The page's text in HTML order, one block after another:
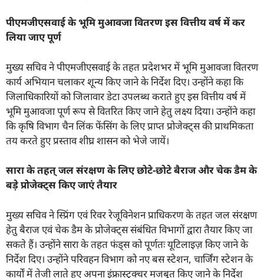
पीएमजीएसवाई के भूमि मुआवजा वितरण इस वित्तीय वर्ष में कर
लिया जाए पूर्ण
मुख्य सचिव ने पीएमजीएसवाई के तहत प्रदेशभर में भूमि मुआवजा वितरण
कार्य अभियान चलाकर शून्य किए जाने के निर्देश दिए। उन्होंने कहा कि
जिलाधिकारियों को जिलावार डेटा उपलब्ध कराते हुए इस वित्तीय वर्ष में
भूमि मुआवजा पूर्ण रूप से वितरित किए जाने हेतु लक्ष्य दिया। उन्होंने कहा
कि कृषि विभाग चैन लिंक फेंसिंग के लिए प्राप्त प्रोजेक्ट्स की प्राथमिकता
तय करते हुए प्रस्ताव शीघ्र शासन को भेजे जायें।
सारा के तहत् जल संरक्षण के लिए छोटे-छोटे बैराज और चेक डैम के
बड़े प्रोजेक्ट्स किए जाएं तैयार
मुख्य सचिव ने स्प्रिंग एवं रिवर रेजूविनेशन प्राधिकरण के तहत जल संरक्षण
हेतु बैराज एवं चेक डैम के प्रोजेक्ट्स संबंधित विभागों द्वारा तैयार किए जा
सकते हैं। उन्होंने सारा के तहत फंड्स को पूर्णतः यूटिलाइज़ किए जाने के
निर्देश दिए। उन्होंने परिवहन विभाग को नए बस स्टेशन, चार्जिंग स्टेशन के
कार्यों में तेजी लाते हुए अपना इंफ्रास्ट्रक्चर मजबूत किए जाने के निर्देश